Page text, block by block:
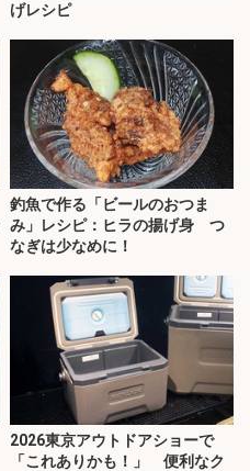
げレシピ
釣魚で作る「ビールのおつま
み」レシピ：ヒラの揚げ身 つ
なぎは少なめに！
2026東京アウトドアショーで
「これありかも！」 便利なク